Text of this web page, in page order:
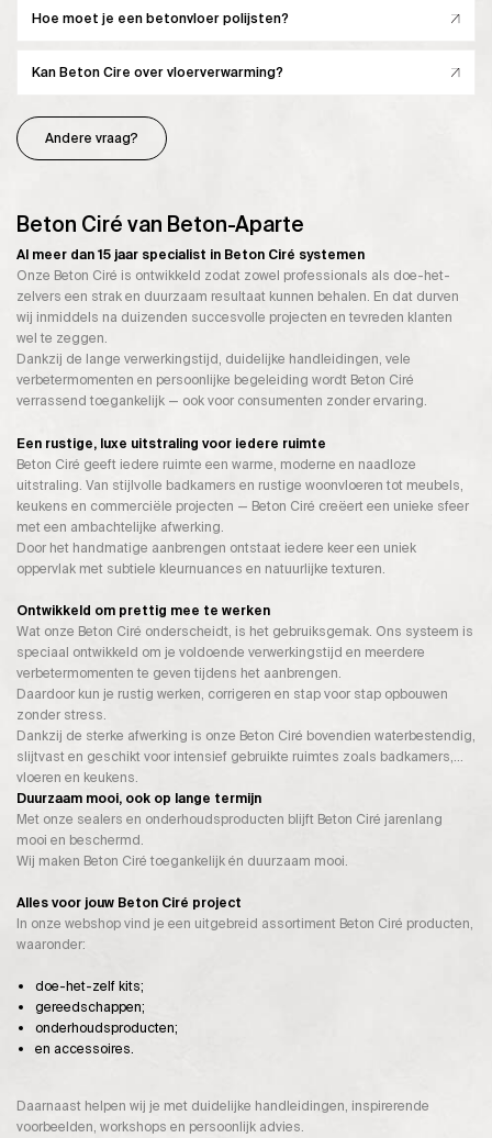
Hoe moet je een betonvloer polijsten?
Kan Beton Cire over vloerverwarming?
Andere vraag?
Beton Ciré van Beton-Aparte
Al meer dan 15 jaar specialist in Beton Ciré systemen
Onze Beton Ciré is ontwikkeld zodat zowel professionals als doe-het-
zelvers een strak en duurzaam resultaat kunnen behalen. En dat durven
wij inmiddels na duizenden succesvolle projecten en tevreden klanten
wel te zeggen.
Dankzij de lange verwerkingstijd, duidelijke handleidingen, vele
verbetermomenten en persoonlijke begeleiding wordt Beton Ciré
verrassend toegankelijk — ook voor consumenten zonder ervaring.
Een rustige, luxe uitstraling voor iedere ruimte
Beton Ciré geeft iedere ruimte een warme, moderne en naadloze
uitstraling. Van stijlvolle badkamers en rustige woonvloeren tot meubels,
keukens en commerciële projecten — Beton Ciré creëert een unieke sfeer
met een ambachtelijke afwerking.
Door het handmatige aanbrengen ontstaat iedere keer een uniek
oppervlak met subtiele kleurnuances en natuurlijke texturen.
Ontwikkeld om prettig mee te werken
Wat onze Beton Ciré onderscheidt, is het gebruiksgemak. Ons systeem is
speciaal ontwikkeld om je voldoende verwerkingstijd en meerdere
verbetermomenten te geven tijdens het aanbrengen.
Daardoor kun je rustig werken, corrigeren en stap voor stap opbouwen
zonder stress.
Dankzij de sterke afwerking is onze Beton Ciré bovendien waterbestendig,
slijtvast en geschikt voor intensief gebruikte ruimtes zoals badkamers,
vloeren en keukens.
Duurzaam mooi, ook op lange termijn
Met onze sealers en onderhoudsproducten blijft Beton Ciré jarenlang
mooi en beschermd.
Wij maken Beton Ciré toegankelijk én duurzaam mooi.
Alles voor jouw Beton Ciré project
In onze webshop vind je een uitgebreid assortiment Beton Ciré producten,
waaronder:
doe-het-zelf kits;
gereedschappen;
onderhoudsproducten;
en accessoires.
Daarnaast helpen wij je met duidelijke handleidingen, inspirerende
voorbeelden, workshops en persoonlijk advies.